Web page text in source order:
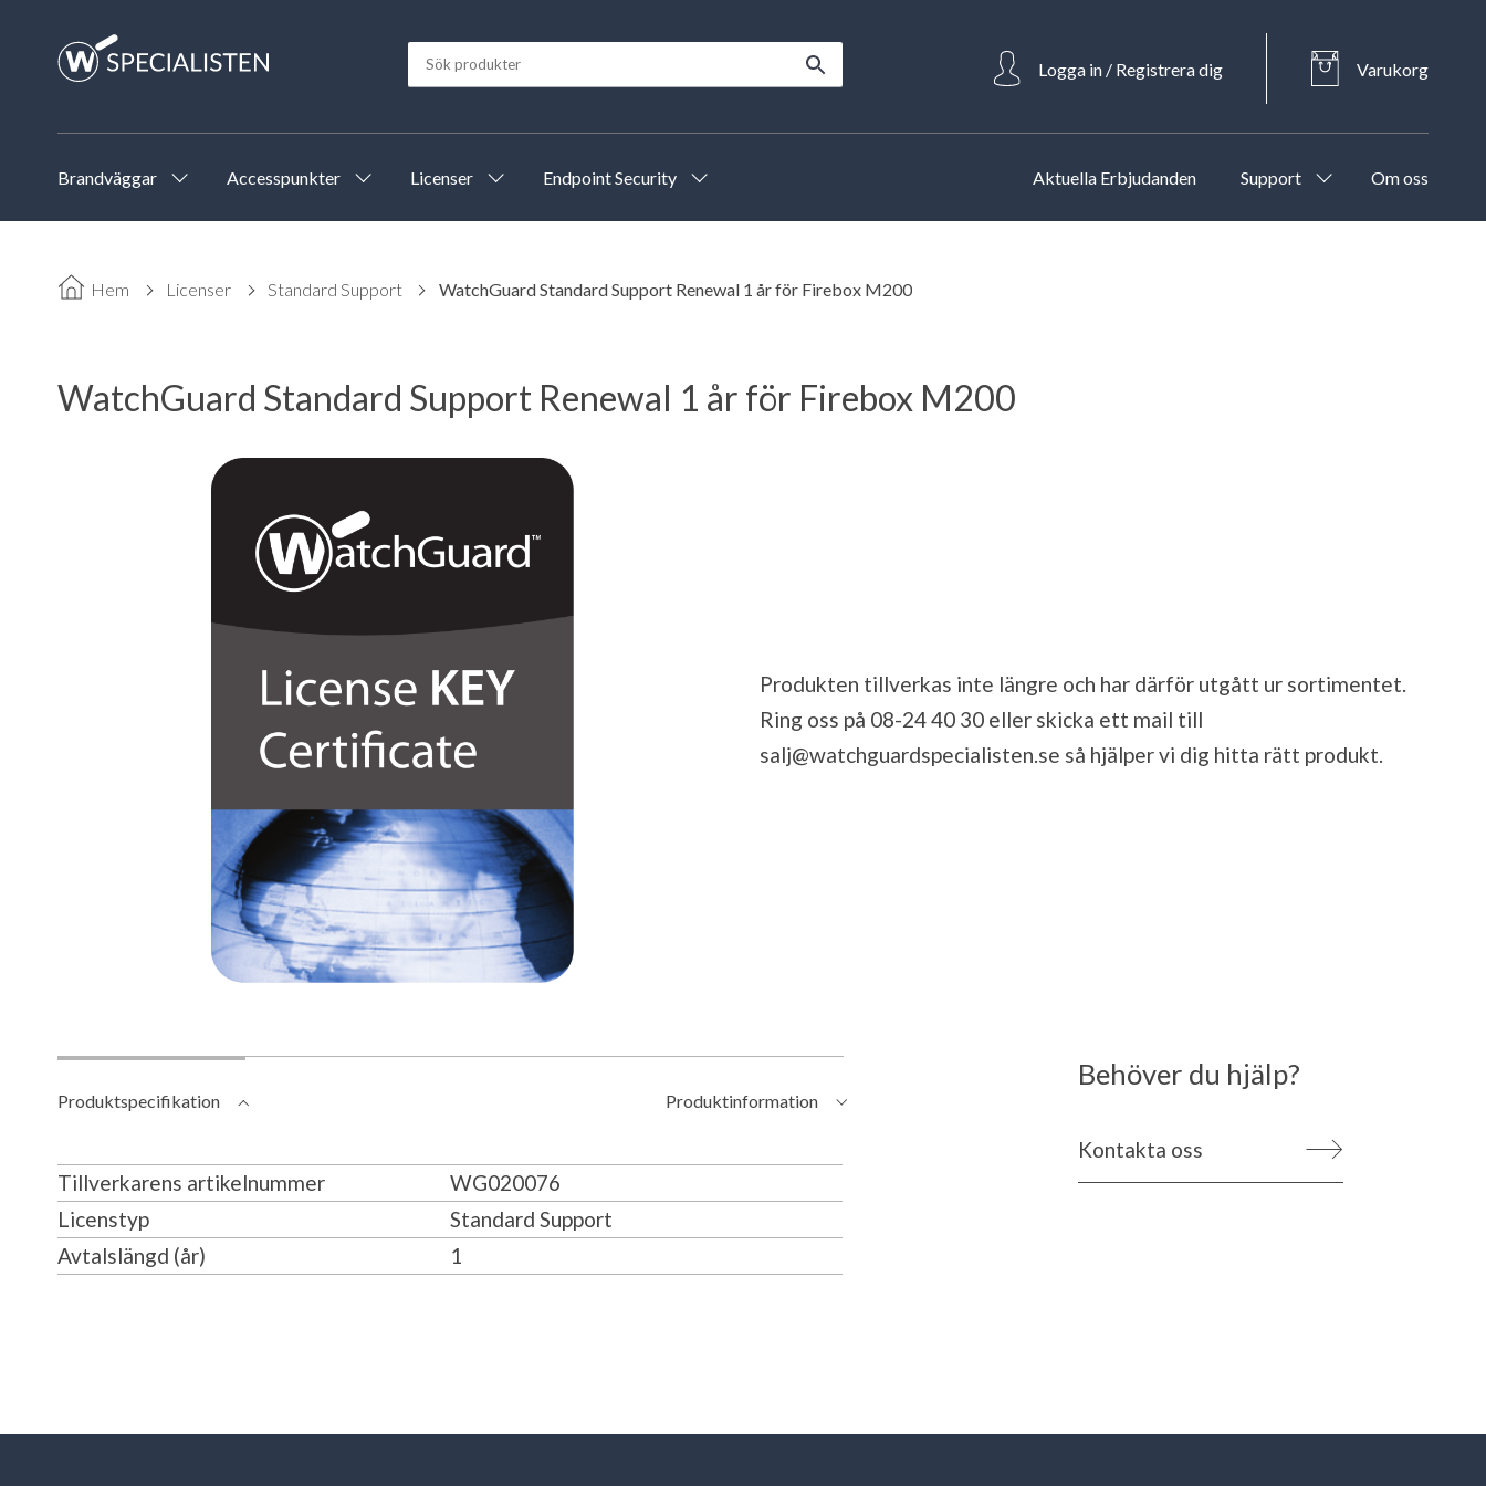
Logga in / Registrera dig Varukorg
Brandväggar Accesspunkter Licenser Endpoint Security Aktuella Erbjudanden Support Om oss
Hem Licenser Standard Support WatchGuard Standard Support Renewal 1 år för Firebox M200
WatchGuard Standard Support Renewal 1 år för Firebox M200
Produkten tillverkas inte längre och har därför utgått ur sortimentet.
Ring oss på 08-24 40 30 eller skicka ett mail till
salj@watchguardspecialisten.se så hjälper vi dig hitta rätt produkt.
Produktspecifikation Produktinformation
Tillverkarens artikelnummer
WG020076
Licenstyp
Standard Support
Avtalslängd (år)
1
Behöver du hjälp?
Kontakta oss